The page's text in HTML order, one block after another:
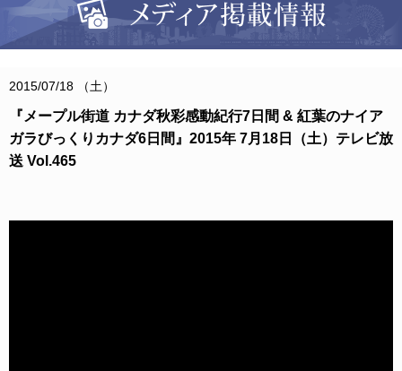
2015/07/18 （土）
『メープル街道 カナダ秋彩感動紀行7日間 & 紅葉のナイア
ガラびっくりカナダ6日間』2015年 7月18日（土）テレビ放
送 Vol.465